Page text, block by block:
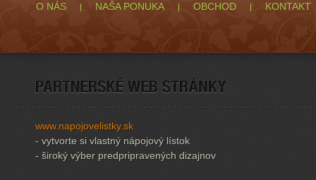
O NÁS NAŠA PONUKA OBCHOD KONTAKT
www.napojovelistky.sk
- vytvorte si vlastný nápojový lístok
- široký výber predpripravených dizajnov